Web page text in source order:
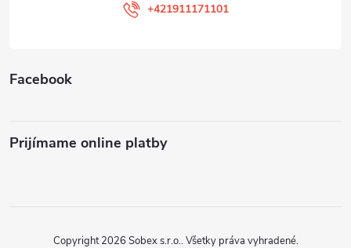
Facebook
Prijímame online platby
+421911171101
Copyright 2026 Sobex s.r.o.. Všetky práva vyhradené.